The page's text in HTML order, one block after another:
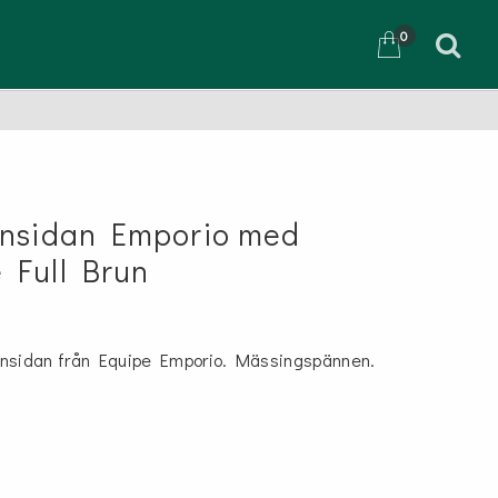
0
Emporio med
Full Brun
från Equipe Emporio. Mässingspännen.